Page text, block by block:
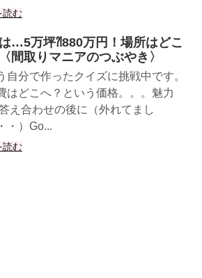
読む
…5万坪⁈880万円！場所はどこ
間取りマニアのつぶやき〉
自分で作ったクイズに挑戦中です。
はどこへ？という価格。。。魅力
え合わせの後に（外れてまし
・）Go...
読む